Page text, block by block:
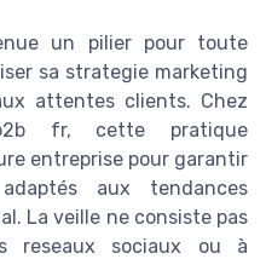
un pilier pour toute
sa strategie marketing
attentes clients. Chez
b2b fr, cette pratique
entreprise pour garantir
aux tendances
La veille ne consiste pas
reseaux sociaux ou à